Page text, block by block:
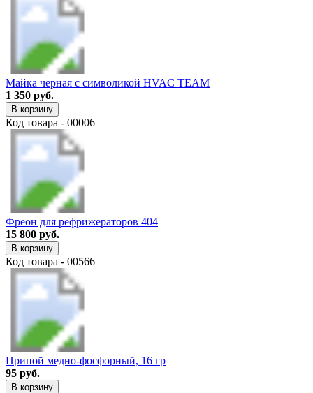
Майка черная с символикой HVAC TEAM
1 350 руб.
В корзину
Код товара - 00006
Фреон для рефрижераторов 404
15 800 руб.
В корзину
Код товара - 00566
Припой медно-фосфорный, 16 гр
95 руб.
В корзину